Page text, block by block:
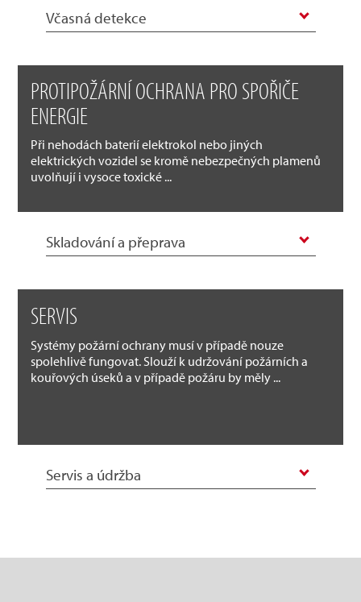
Včasná detekce
PROTIPOŽÁRNÍ OCHRANA PRO SPOŘIČE
ENERGIE
Při nehodách baterií elektrokol nebo jiných
elektrických vozidel se kromě nebezpečných plamenů
uvolňují i vysoce toxické ...
Skladování a přeprava
SERVIS
Systémy požární ochrany musí v případě nouze
spolehlivě fungovat. Slouží k udržování požárních a
kouřových úseků a v případě požáru by měly ...
Servis a údržba